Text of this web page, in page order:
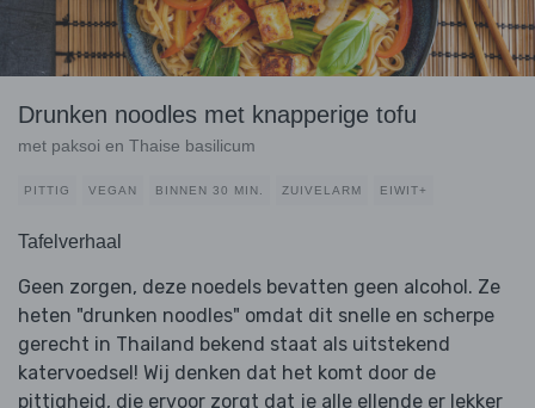
Drunken noodles met knapperige tofu
met paksoi en Thaise basilicum
PITTIG VEGAN BINNEN 30 MIN. ZUIVELARM EIWIT+
Tafelverhaal
Geen zorgen, deze noedels bevatten geen alcohol. Ze
heten "drunken noodles" omdat dit snelle en scherpe
gerecht in Thailand bekend staat als uitstekend
katervoedsel! Wij denken dat het komt door de
pittigheid, die ervoor zorgt dat je alle ellende er lekker